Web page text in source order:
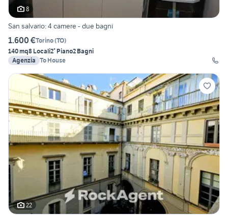
8
San salvario: 4 camere - due bagni
1.600 €Torino(TO)
140 mq8 Locali2° Piano2 Bagni
Agenzia To House
22